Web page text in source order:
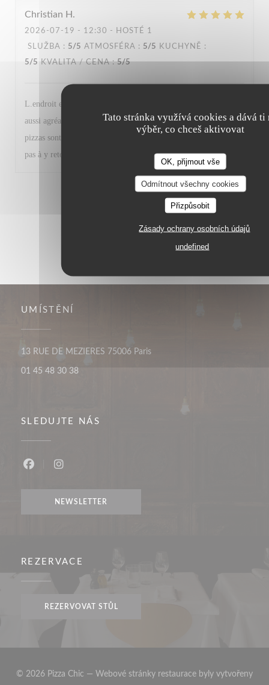
Tato stránka využívá cookies a dává ti
výběr, co chceš aktivovat
OK, přijmout vše
Odmítnout všechny cookies
Přizpůsobit
Zásady ochrany osobních údajů
undefined
Christian H
2026-07-19 - 12:30 - HOSTÉ 1
SLUŽBA : 5/5 ATMOSFÉRA : 5/5 KUCHYNĚ :
5/5 KVALITA / CENA: 5/5
L.endroit est calme, niché dans un 6e arrondissement toujours
aussi agréable, le personnel est très sympa et aux petits soins, les
pizzas sont délicieuses et les vins très appréciables On n’hésite
pas à y retourner dès que possible!!!
2 3
UMÍSTĚNÍ
13 RUE DE MEZIERES 75006 Paris((otevře se v novém okně))
01 45 48 30 38
SLEDUJTE NÁS
NEWSLETTER
REZERVACE
REZERVOVAT STŮL
© 2026 Pizza Chic — Webové stránky restaurace byly vytvořeny